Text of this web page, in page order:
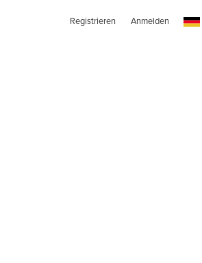
Registrieren Anmelden